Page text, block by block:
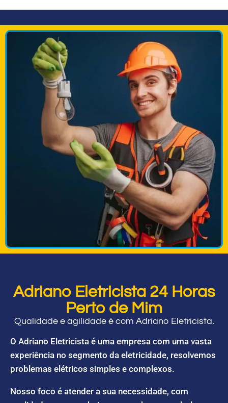
Adriano Eletricista 24 Horas
Perto de Mim
Qualidade e agilidade é com Adriano Eletricista.
O Adriano Eletricista é uma empresa com uma vasta
experiência no segmento da eletricidade, resolvemos
problemas elétricos simples e complexos.
Nosso foco é atender a sua necessidade, com